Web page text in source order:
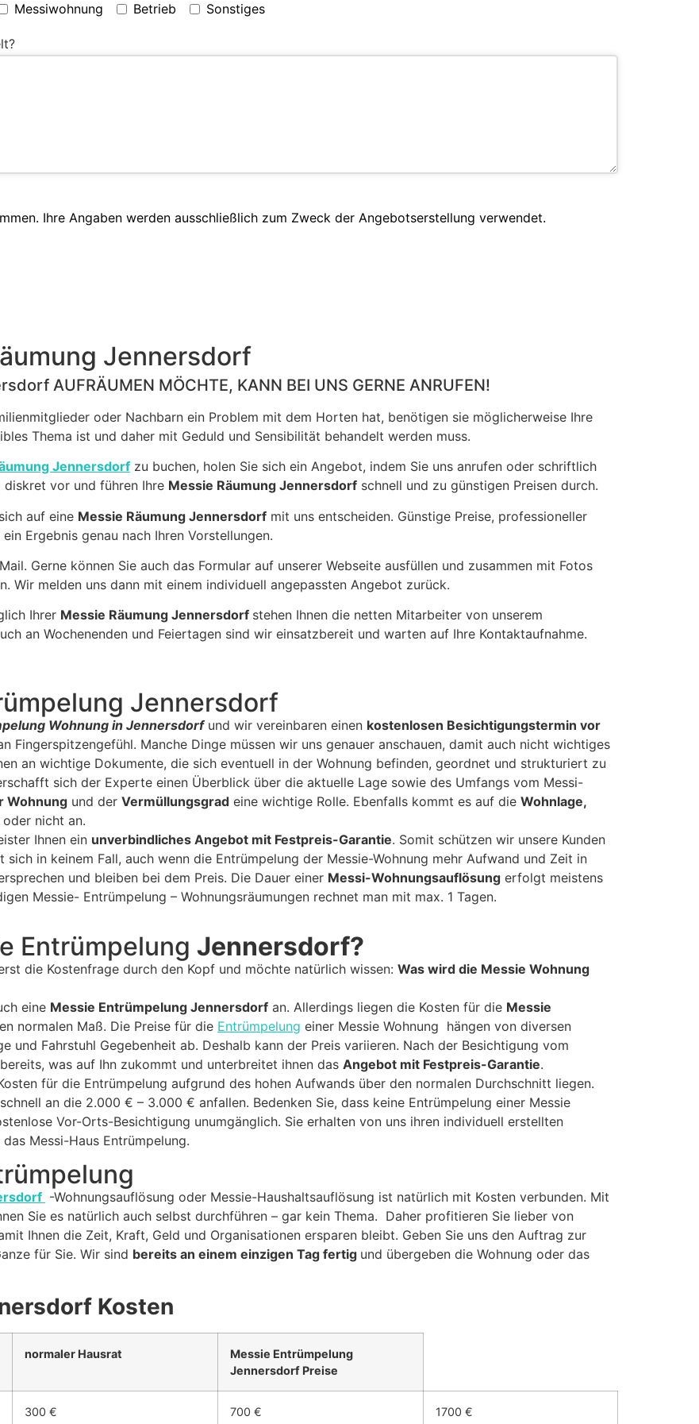
Messiwohnung Betrieb Sonstiges
Ihre Angaben werden ausschließlich zum Zweck der Angebotserstellung verwendet.
Jennersdorf
AUFRÄUMEN MÖCHTE, KANN BEI UNS GERNE ANRUFEN!
oder Nachbarn ein Problem mit dem Horten hat, benötigen sie möglicherweise Ihre
Thema ist und daher mit Geduld und Sensibilität behandelt werden muss.
Jennersdorf zu buchen, holen Sie sich ein Angebot, indem Sie uns anrufen oder schriftlich
vor und führen Ihre Messie Räumung Jennersdorf schnell und zu günstigen Preisen durch.
auf eine Messie Räumung Jennersdorf mit uns entscheiden. Günstige Preise, professioneller
Ergebnis genau nach Ihren Vorstellungen.
Gerne können Sie auch das Formular auf unserer Webseite ausfüllen und zusammen mit Fotos
Wir melden uns dann mit einem individuell angepassten Angebot zurück.
Ihrer Messie Räumung Jennersdorf stehen Ihnen die netten Mitarbeiter von unserem
an Wochenenden und Feiertagen sind wir einsatzbereit und warten auf Ihre Kontaktaufnahme.
Jennersdorf
Wohnung in Jennersdorfund wir vereinbaren einen kostenlosen Besichtigungstermin vor
Fingerspitzengefühl. Manche Dinge müssen wir uns genauer anschauen, damit auch nicht wichtiges
an wichtige Dokumente, die sich eventuell in der Wohnung befinden, geordnet und strukturiert zu
sich der Experte einen Überblick über die aktuelle Lage sowie des Umfangs vom Messi-
Wohnung und der Vermüllungsgrad eine wichtige Rolle. Ebenfalls kommt es auf die Wohnlage,
oder nicht an.
Ihnen ein unverbindliches Angebot mit Festpreis-Garantie. Somit schützen wir unsere Kunden
in keinem Fall, auch wenn die Entrümpelung der Messie-Wohnung mehr Aufwand und Zeit in
und bleiben bei dem Preis. Die Dauer einer Messi-Wohnungsauflösung erfolgt meistens
Messie- Entrümpelung – Wohnungsräumungen rechnet man mit max. 1 Tagen.
Entrümpelung Jennersdorf?
die Kostenfrage durch den Kopf und möchte natürlich wissen: Was wird die Messie Wohnung
eine Messie Entrümpelung Jennersdorf an. Allerdings liegen die Kosten für die Messie
normalen Maß. Die Preise für die Entrümpelung einer Messie Wohnung hängen von diversen
und Fahrstuhl Gegebenheit ab. Deshalb kann der Preis variieren. Nach der Besichtigung vom
was auf Ihn zukommt und unterbreitet ihnen das Angebot mit Festpreis-Garantie.
für die Entrümpelung aufgrund des hohen Aufwands über den normalen Durchschnitt liegen.
an die 2.000 € – 3.000 € anfallen. Bedenken Sie, dass keine Entrümpelung einer Messie
Vor-Orts-Besichtigung unumgänglich. Sie erhalten von uns ihren individuell erstellten
Messi-Haus Entrümpelung.
-Wohnungsauflösung oder Messie-Haushaltsauflösung ist natürlich mit Kosten verbunden. Mit
Sie es natürlich auch selbst durchführen – gar kein Thema. Daher profitieren Sie lieber von
Ihnen die Zeit, Kraft, Geld und Organisationen ersparen bleibt. Geben Sie uns den Auftrag zur
für Sie. Wir sind bereits an einem einzigen Tag fertig und übergeben die Wohnung oder das
Kosten
normaler Hausrat
Messie Entrümpelung
Jennersdorf Preise
300 € 700 € 1700 €